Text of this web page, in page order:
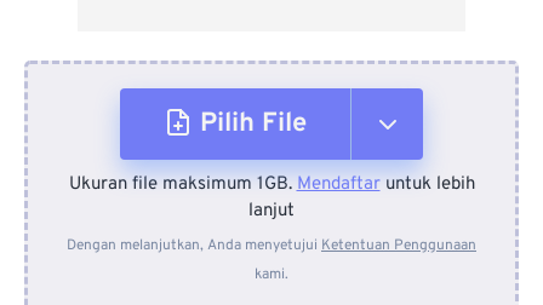
Pilih File
Dari Perangkat
Dari Dropbox
Ukuran file maksimum 1GB.Mendaftaruntuk lebih
lanjut
Dengan melanjutkan, Anda menyetujui Ketentuan Penggunaan
kami.